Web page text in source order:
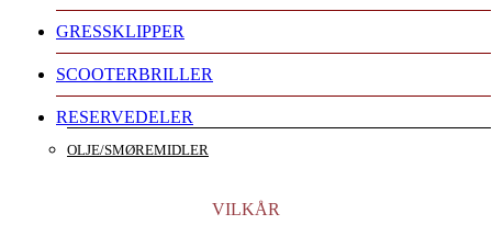
GRESSKLIPPER
SCOOTERBRILLER
RESERVEDELER
OLJE/SMØREMIDLER
VILKÅR